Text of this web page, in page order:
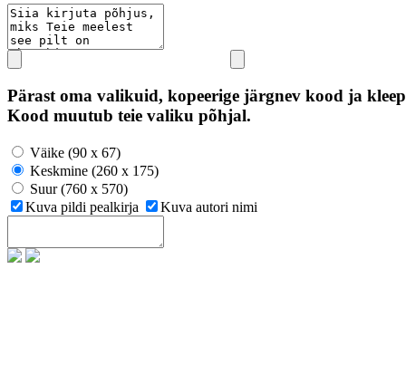
Pärast oma valikuid, kopeerige järgnev kood ja
Kood muutub teie valiku põhjal.
Väike (90 x 67)
Keskmine (260 x 175)
Suur (760 x 570)
Kuva pildi pealkirja
Kuva autori nimi